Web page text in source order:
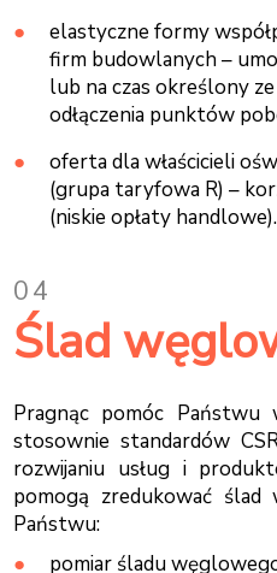
elastyczne formy
firm budowlanych –
lub na czas określony
odłączenia punktów
oferta dla właścicieli
(grupa taryfowa R) –
(niskie opłaty handlowe).
04
Ślad
Pragnąc pomóc
stosownie standardów
rozwijaniu usług i
pomogą zredukować ślad
Państwu:
pomiar śladu